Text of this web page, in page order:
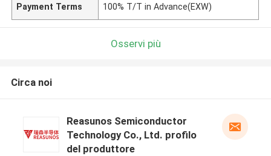
Payment Terms 100% T/T in Advance(EXW)
Osservi più
Circa noi
Reasunos Semiconductor
Technology Co., Ltd. profilo
del produttore